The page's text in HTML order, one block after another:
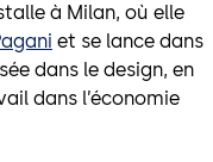
à Milan, où elle
et se lance dans
dans le design, en
dans l’économie